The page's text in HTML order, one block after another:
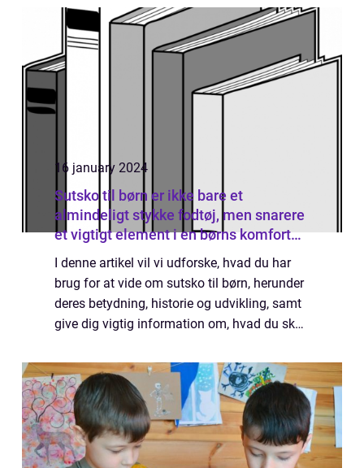
sjov i vandet. Men hvad er et badebassin
til...
16 january 2024
Sutsko til børn er ikke bare et
almindeligt stykke fodtøj, men snarere
et vigtigt element i en børns komfort
og sikkerhed
I denne artikel vil vi udforske, hvad du har
brug for at vide om sutsko til børn, herunder
deres betydning, historie og udvikling, samt
give dig vigtig information om, hvad du skal
Sektion 1: Introduktio...